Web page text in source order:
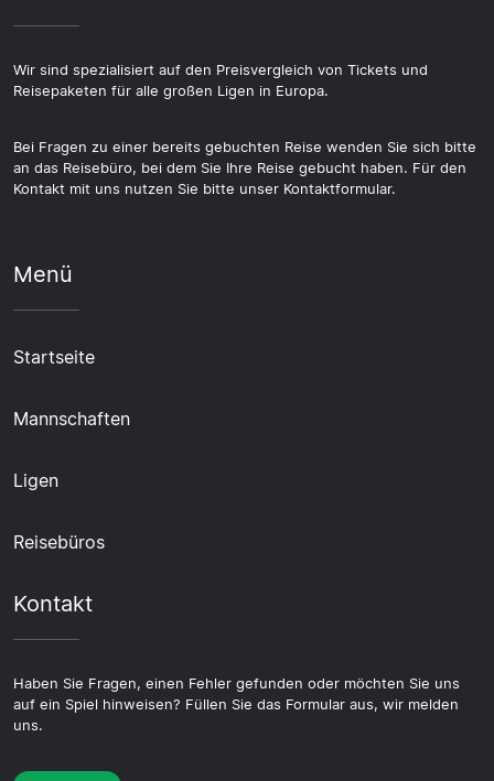
Wir sind spezialisiert auf den Preisvergleich von Tickets und
Reisepaketen für alle großen Ligen in Europa.
Bei Fragen zu einer bereits gebuchten Reise wenden Sie sich bitte
an das Reisebüro, bei dem Sie Ihre Reise gebucht haben. Für den
Kontakt mit uns nutzen Sie bitte unser Kontaktformular.
Menü
Startseite
Mannschaften
Ligen
Reisebüros
Kontakt
Haben Sie Fragen, einen Fehler gefunden oder möchten Sie uns
auf ein Spiel hinweisen? Füllen Sie das Formular aus, wir melden
uns.